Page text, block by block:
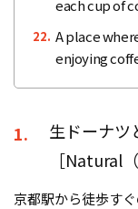
each cup of
22. A place
enjoying
1.
生ドーナツ
［Natural
京都駅から徒歩す